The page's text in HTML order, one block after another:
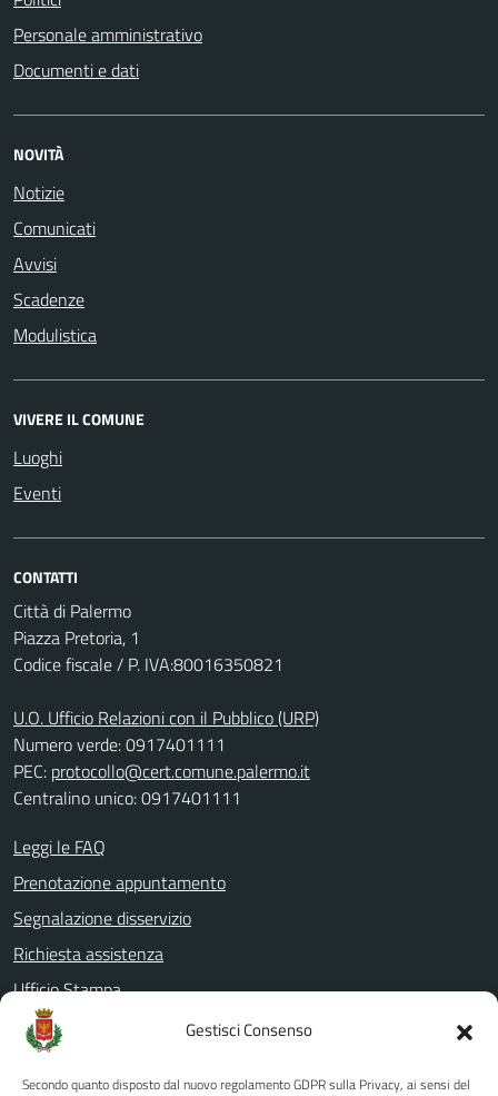
Gestisci Consenso
Secondo quanto disposto dal nuovo regolamento GDPR sulla Privacy, ai sensi del
Personale amministrativo
Documenti e dati
NOVITÀ
Notizie
Comunicati
Avvisi
Scadenze
Modulistica
VIVERE IL COMUNE
Luoghi
Eventi
CONTATTI
Città di Palermo
Piazza Pretoria, 1
Codice fiscale / P. IVA:80016350821
U.O. Ufficio Relazioni con il Pubblico (URP)
Numero verde: 0917401111
PEC: protocollo@cert.comune.palermo.it
Centralino unico: 0917401111
Leggi le FAQ
Prenotazione appuntamento
Segnalazione disservizio
Richiesta assistenza
Ufficio Stampa
Amministrazione Trasparente
Albo pretorio